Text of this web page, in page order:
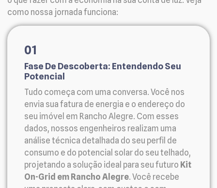
como nossa jornada funciona:
01
Fase De Descoberta: Entendendo Seu
Potencial
Tudo começa com uma conversa. Você nos
envia sua fatura de energia e o endereço do
seu imóvel em Rancho Alegre. Com esses
dados, nossos engenheiros realizam uma
análise técnica detalhada do seu perfil de
consumo e do potencial solar do seu telhado,
projetando a solução ideal para seu futuro Kit
On-Grid em Rancho Alegre. Você recebe